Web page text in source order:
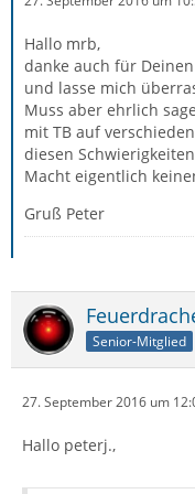
Hallo mrb,
danke auch für
und lasse mich
Muss aber ehrlich
mit TB auf
diesen
Macht eigentlich
Gruß Peter
Senior-Mitglied
27. September 2016 um
Hallo peterj.,